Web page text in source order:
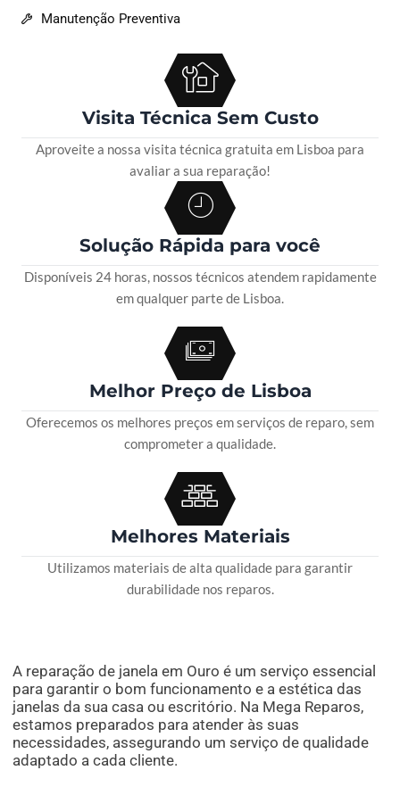
Manutenção Preventiva
Visita Técnica Sem Custo
Aproveite a nossa visita técnica gratuita em Lisboa para
avaliar a sua reparação!
Solução Rápida para você
Disponíveis 24 horas, nossos técnicos atendem rapidamente
em qualquer parte de Lisboa.
Melhor Preço de Lisboa
Oferecemos os melhores preços em serviços de reparo, sem
comprometer a qualidade.
Melhores Materiais
Utilizamos materiais de alta qualidade para garantir
durabilidade nos reparos.
A reparação de janela em Ouro é um serviço essencial
para garantir o bom funcionamento e a estética das
janelas da sua casa ou escritório. Na Mega Reparos,
estamos preparados para atender às suas
necessidades, assegurando um serviço de qualidade
adaptado a cada cliente.